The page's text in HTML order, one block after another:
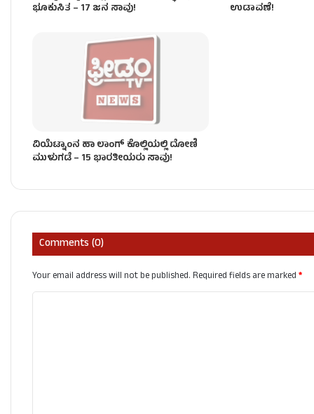
ಭೂಕುಸಿತ – 17 ಜನ ಸಾವು!
ಉಡಾವಣೆ!
ವಿಯೆಟ್ನಾಂನ ಹಾ ಲಾಂಗ್ ಕೊಲ್ಲಿಯಲ್ಲಿ ದೋಣಿ
ಮುಳುಗಡೆ – 15 ಭಾರತೀಯರು ಸಾವು!
Comments (0)
Your email address will not be published.Required fields are marked*